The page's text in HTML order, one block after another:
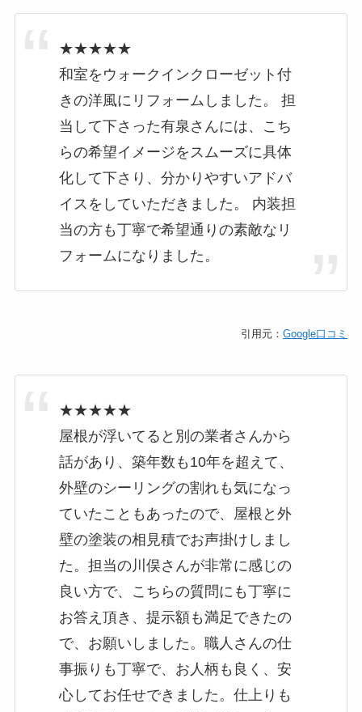
★★★★★
和室をウォークインクローゼット付
きの洋風にリフォームしました。 担
当して下さった有泉さんには、こち
らの希望イメージをスムーズに具体
化して下さり、分かりやすいアドバ
イスをしていただきました。 内装担
当の方も丁寧で希望通りの素敵なリ
フォームになりました。
引用元：Google口コミ
★★★★★
屋根が浮いてると別の業者さんから
話があり、築年数も10年を超えて、
外壁のシーリングの割れも気になっ
ていたこともあったので、屋根と外
壁の塗装の相見積でお声掛けしまし
た。担当の川俣さんが非常に感じの
良い方で、こちらの質問にも丁寧に
お答え頂き、提示額も満足できたの
で、お願いしました。職人さんの仕
事振りも丁寧で、お人柄も良く、安
心してお任せできました。仕上りも